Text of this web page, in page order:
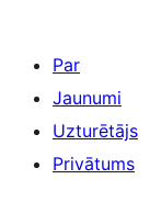
Par
Jaunumi
Uzturētājs
Privātums